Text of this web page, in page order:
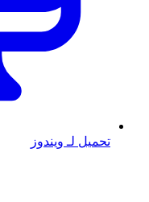
تحميل لـ ويندوز